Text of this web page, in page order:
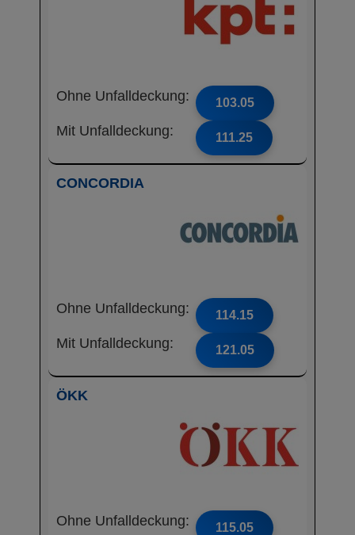
Ohne Unfalldeckung: 103.05
Mit Unfalldeckung: 111.25
CONCORDIA
Ohne Unfalldeckung: 114.15
Mit Unfalldeckung: 121.05
ÖKK
Ohne Unfalldeckung: 115.05